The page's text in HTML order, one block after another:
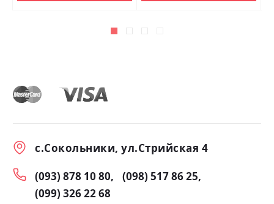
с.Сокольники, ул.Стрийская 4
(093) 878 10 80
(098) 517 86 25
(099) 326 22 68